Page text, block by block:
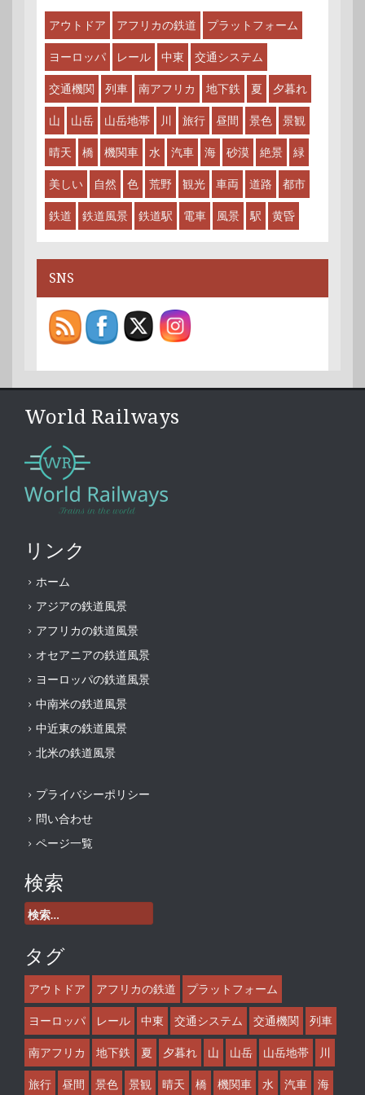
アウトドア アフリカの鉄道 プラットフォーム
ヨーロッパ レール 中東 交通システム
交通機関 列車 南アフリカ 地下鉄 夏 夕暮れ
山 山岳 山岳地帯 川 旅行 昼間 景色 景観
晴天 橋 機関車 水 汽車 海 砂漠 絶景 緑
美しい 自然 色 荒野 観光 車両 道路 都市
鉄道 鉄道風景 鉄道駅 電車 風景 駅 黄昏
SNS
World Railways
リンク
ホーム
アジアの鉄道風景
アフリカの鉄道風景
オセアニアの鉄道風景
ヨーロッパの鉄道風景
中南米の鉄道風景
中近東の鉄道風景
北米の鉄道風景
プライバシーポリシー
問い合わせ
ページ一覧
検索
検
索:
タグ
アウトドア アフリカの鉄道 プラットフォーム
ヨーロッパ レール 中東 交通システム 交通機関 列車
南アフリカ 地下鉄 夏 夕暮れ 山 山岳 山岳地帯 川
旅行 昼間 景色 景観 晴天 橋 機関車 水 汽車 海